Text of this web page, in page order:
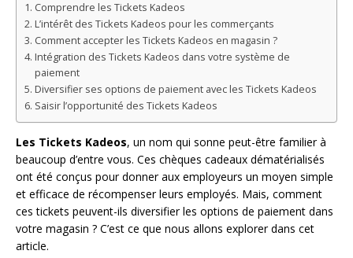
Comprendre les Tickets Kadeos
L’intérêt des Tickets Kadeos pour les commerçants
Comment accepter les Tickets Kadeos en magasin ?
Intégration des Tickets Kadeos dans votre système de
paiement
Diversifier ses options de paiement avec les Tickets Kadeos
Saisir l’opportunité des Tickets Kadeos
Les Tickets Kadeos, un nom qui sonne peut-être familier à
beaucoup d’entre vous. Ces chèques cadeaux dématérialisés
ont été conçus pour donner aux employeurs un moyen simple
et efficace de récompenser leurs employés. Mais, comment
ces tickets peuvent-ils diversifier les options de paiement dans
votre magasin ? C’est ce que nous allons explorer dans cet
article.